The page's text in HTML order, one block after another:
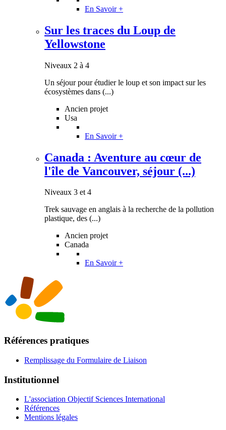
En Savoir +
Sur les traces du Loup de
Yellowstone
Niveaux 2 à 4
Un séjour pour étudier le loup et son impact sur les
écosystèmes dans (...)
Ancien projet
Usa
En Savoir +
Canada : Aventure au cœur de
l'île de Vancouver, séjour (...)
Niveaux 3 et 4
Trek sauvage en anglais à la recherche de la pollution
plastique, des (...)
Ancien projet
Canada
En Savoir +
Références pratiques
Remplissage du Formulaire de Liaison
Institutionnel
L'association Objectif Sciences International
Références
Mentions légales